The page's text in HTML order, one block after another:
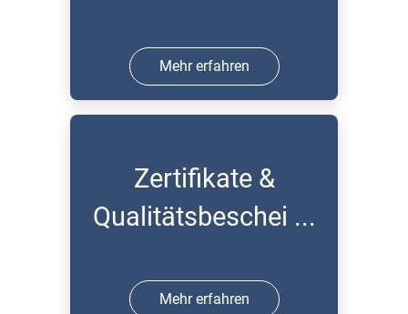
Mehr erfahren
Zertifikate &
Qualitätsbeschei ...
Mehr erfahren